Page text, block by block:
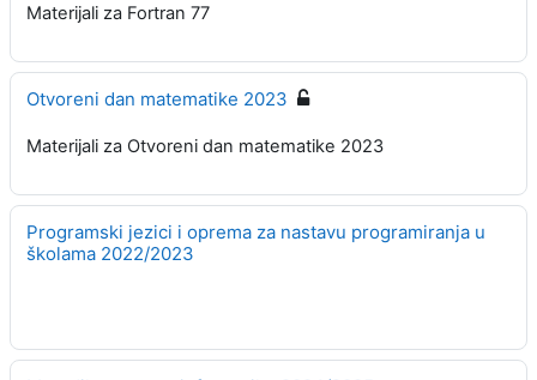
Materijali za Fortran 77
Otvoreni dan matematike 2023
Materijali za Otvoreni dan matematike 2023
Programski jezici i oprema za nastavu programiranja u
školama 2022/2023